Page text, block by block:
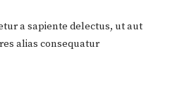
a sapiente delectus, ut aut
alias consequatur